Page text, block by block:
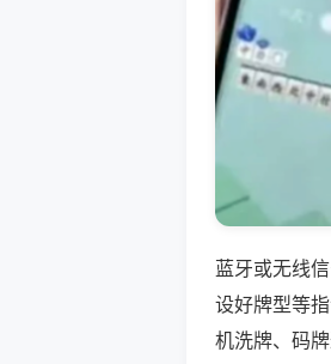
蓝牙或无线
设好牌型等
机洗牌、码